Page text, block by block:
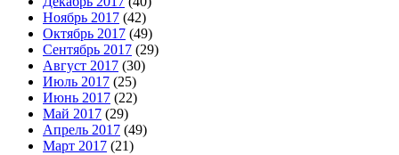
Ноябрь 2017 (42)
Октябрь 2017 (49)
Сентябрь 2017 (29)
Август 2017 (30)
Июль 2017 (25)
Июнь 2017 (22)
Май 2017 (29)
Апрель 2017 (49)
Март 2017 (21)